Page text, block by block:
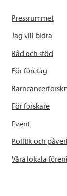
Pressrummet
Jag vill bidra
Råd och stöd
För företag
För forskare
Event
Politik och
Våra lokala